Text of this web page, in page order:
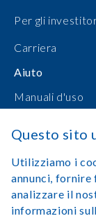
Per gli
Carriera
Aiuto
Manuali d'uso
Accedi
Questo sito
Utilizziamo i
annunci, fornire
analizzare il
informazioni